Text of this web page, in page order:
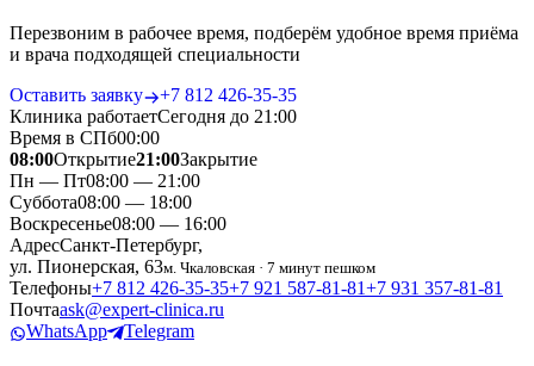
Перезвоним в рабочее время, подберём удобное время приёма
и врача подходящей специальности
Оставить заявку
+7 812 426‑35‑35
Клиника работаетСегодня до 21:00
Время в СПб00:00
08:00Открытие21:00Закрытие
Пн — Пт08:00 — 21:00
Суббота08:00 — 18:00
Воскресенье08:00 — 16:00
АдресСанкт-Петербург,
ул. Пионерская, 63м. Чкаловская · 7 минут пешком
Телефоны+7 812 426‑35‑35+7 921 587‑81‑81+7 931 357‑81‑81
Почтаask@expert-clinica.ru
WhatsApp
Telegram